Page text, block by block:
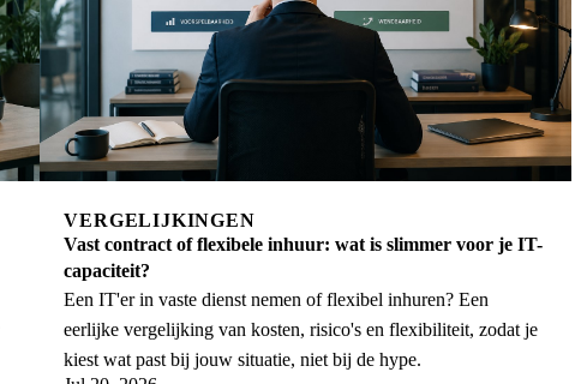
VERGELIJKINGEN
Vast contract of flexibele inhuur: wat is slimmer voor je IT-
capaciteit?
Een IT'er in vaste dienst nemen of flexibel inhuren? Een
eerlijke vergelijking van kosten, risico's en flexibiliteit, zodat je
kiest wat past bij jouw situatie, niet bij de hype.